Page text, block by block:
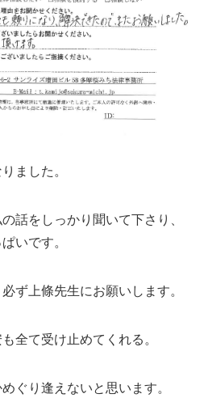
ました。
話をしっかり聞いて下さり、
いです。
ず上條先生にお願いします。
全て受け止めてくれる。
ぐり逢えないと思います。